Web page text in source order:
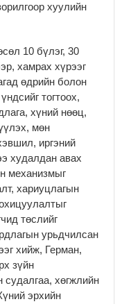
хуулийн
10 бүлэг, 30
хамрах хүрээг
өдрийн болон
тогтоох,
хүний нөөц,
мөн
иргэний
худалдан авах
механизмыг
хариуцлагын
төслийг
урьдчилсан
хийж, Герман,
зүйн
хөгжлийн
эрхийн